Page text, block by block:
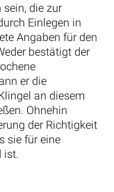
die zur
Einlegen in
Angaben für den
bestätigt der
er die
an diesem
Ohnehin
der Richtigkeit
sie für eine
ist.